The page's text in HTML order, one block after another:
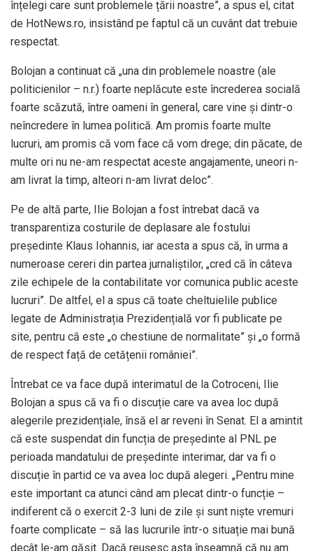
înțelegi care sunt problemele țării noastre”, a spus el, citat
de HotNews.ro, insistând pe faptul că un cuvânt dat trebuie
respectat.
Bolojan a continuat că „una din problemele noastre (ale
politicienilor – n.r.) foarte neplăcute este încrederea socială
foarte scăzută, între oameni în general, care vine și dintr-o
neîncredere în lumea politică. Am promis foarte multe
lucruri, am promis că vom face că vom drege; din păcate, de
multe ori nu ne-am respectat aceste angajamente, uneori n-
am livrat la timp, alteori n-am livrat deloc”.
Pe de altă parte, Ilie Bolojan a fost întrebat dacă va
transparentiza costurile de deplasare ale fostului
președinte Klaus Iohannis, iar acesta a spus că, în urma a
numeroase cereri din partea jurnaliștilor, „cred că în câteva
zile echipele de la contabilitate vor comunica public aceste
lucruri”. De altfel, el a spus că toate cheltuielile publice
legate de Administrația Prezidențială vor fi publicate pe
site, pentru că este „o chestiune de normalitate” și „o formă
de respect față de cetățenii româniei”.
Întrebat ce va face după interimatul de la Cotroceni, Ilie
Bolojan a spus că va fi o discuție care va avea loc după
alegerile prezidențiale, însă el ar reveni în Senat. El a amintit
că este suspendat din funcția de președinte al PNL pe
perioada mandatului de președinte interimar, dar va fi o
discuție în partid ce va avea loc după alegeri. „Pentru mine
este important ca atunci când am plecat dintr-o funcție –
indiferent că o exercit 2-3 luni de zile și sunt niște vremuri
foarte complicate – să las lucrurile într-o situație mai bună
decât le-am găsit. Dacă reușesc asta înseamnă că nu am